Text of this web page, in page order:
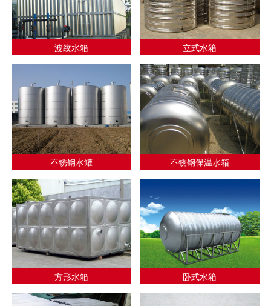
波纹水箱 立式水箱
不锈钢水罐 不锈钢保温水箱
方形水箱 卧式水箱